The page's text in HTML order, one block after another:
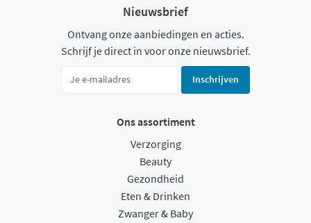
Nieuwsbrief
Ontvang onze aanbiedingen en acties.
Schrijf je direct in voor onze nieuwsbrief.
Inschrijven
Ons assortiment
Verzorging
Beauty
Gezondheid
Eten & Drinken
Zwanger & Baby